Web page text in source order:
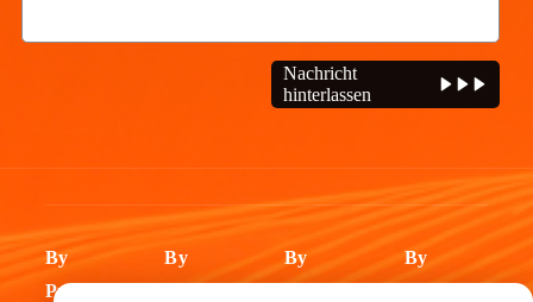
Nachricht
hinterlassen
By
Product
By
By
By